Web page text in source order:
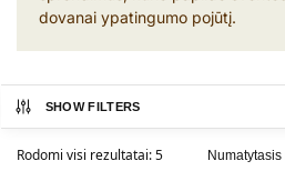
dovanai ypatingumo pojūtį.
SHOW FILTERS
Rodomi visi rezultatai: 5